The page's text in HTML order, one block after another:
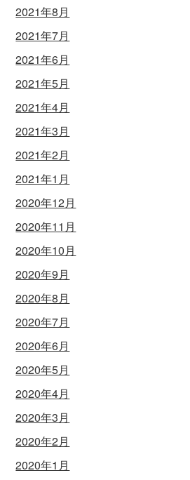
2021年8月
2021年7月
2021年6月
2021年5月
2021年4月
2021年3月
2021年2月
2021年1月
2020年12月
2020年11月
2020年10月
2020年9月
2020年8月
2020年7月
2020年6月
2020年5月
2020年4月
2020年3月
2020年2月
2020年1月